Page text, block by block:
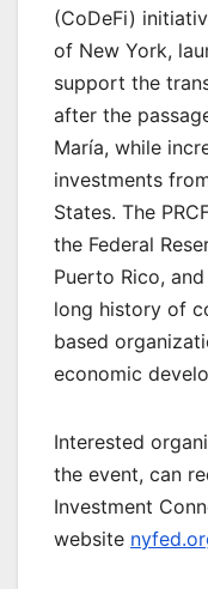
(CoDeFi)
of New York,
support the
after the
María, while
investments
States. The
the Federal
Puerto Rico,
long history of
based
economic
Interested
the event, can
Investment
website